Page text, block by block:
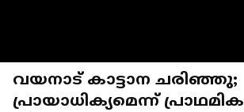
വയനാട് കാട്ടാന ചരിഞ്ഞു;
പ്രായാധിക്യമെന്ന് പ്രാഥമിക